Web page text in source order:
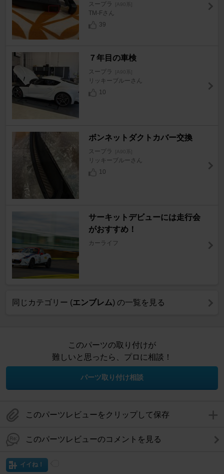
スープラ [A90系]
TM-Fさん
39
７年目の車検
スープラ [A90系]
リッキーブルーさん
10
ボンネットダクトカバー交換
スープラ [A90系]
リッキーブルーさん
10
サーキットデビューには走行会
がおすすめ！
カーライフ
同じカテゴリー (エンブレム) の一覧を見る
このパーツの取り付けが
難しいと思ったら、プロに相談！
パーツ取り付け相談
このパーツレビューをクリップして保存
このパーツレビューのコメントを見る
イイね！